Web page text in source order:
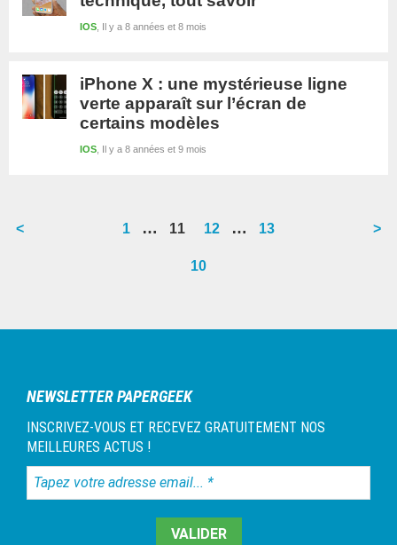
Il y a 8 années et 8 mois
IOS
iPhone X : une mystérieuse ligne
verte apparaît sur l’écran de
certains modèles
Il y a 8 années et 9 mois
IOS
<
Go
1
Interim
omitted
…
Go
page
11
Go
page
12
Interim
…
Go
13 >
10
latérale
NEWSLETTER PAPERGEEK
INSCRIVEZ-VOUS ET RECEVEZ GRATUITEMENT NOS
MEILLEURES ACTUS !
Tapez
votre